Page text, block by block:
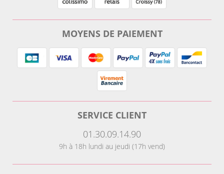
MOYENS DE PAIEMENT
SERVICE CLIENT
01.30.09.14.90
9h à 18h lundi au jeudi (17h vend)